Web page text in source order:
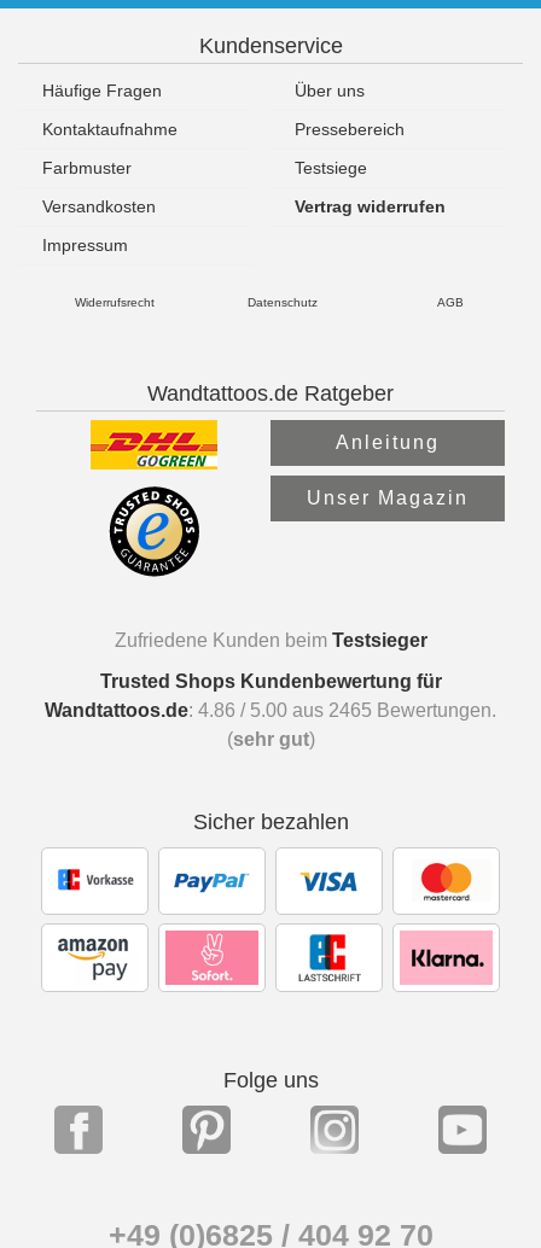
Kundenservice
Häufige Fragen
Über uns
Kontaktaufnahme
Pressebereich
Farbmuster
Testsiege
Versandkosten
Vertrag widerrufen
Impressum
Widerrufsrecht Datenschutz AGB
Wandtattoos.de Ratgeber
Anleitung
Unser Magazin
Zufriedene Kunden beim Testsieger
Trusted Shops Kundenbewertung für
Wandtattoos.de: 4.86 / 5.00 aus 2465 Bewertungen.
(sehr gut)
Sicher bezahlen
Folge uns
+49 (0)6825 / 404 92 70